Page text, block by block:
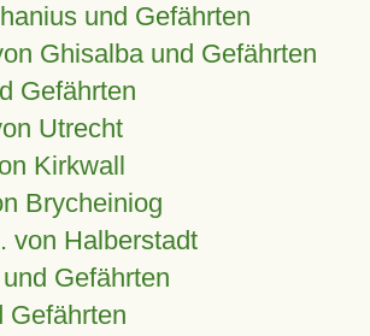
und Gefährten
Ghisalba und Gefährten
Gefährten
Utrecht
Kirkwall
Brycheiniog
von Halberstadt
Gefährten
Gefährten